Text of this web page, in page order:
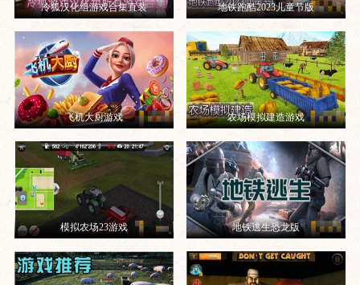
冷狐汉化组游戏合集直装 地铁跑酷2023儿童节版
飞机大厨游戏 农场模拟建造游戏
模拟农场23游戏 地铁逃生恐龙版